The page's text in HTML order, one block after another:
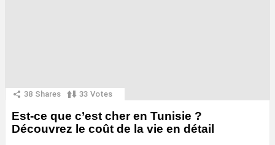
38 Shares 33 Votes
Est-ce que c’est cher en Tunisie ?
Découvrez le coût de la vie en détail